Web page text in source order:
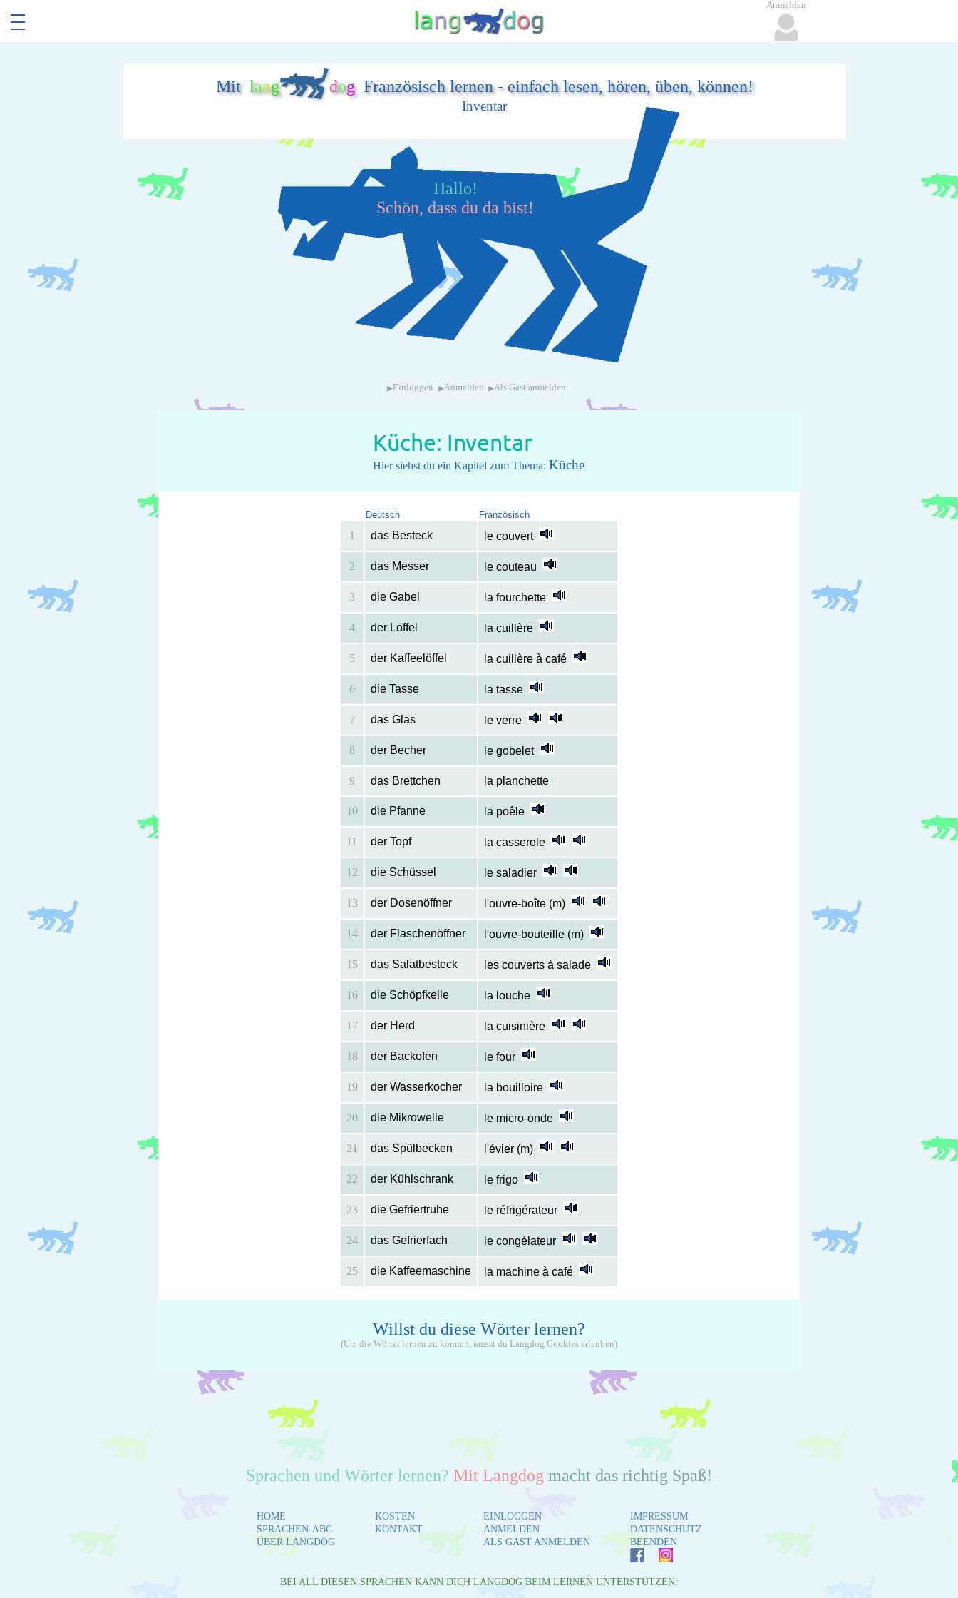
Mit lang dogFranzösisch lernen - einfach lesen, hören, üben, können!
Inventar
Hallo!
Schön, dass du da bist!
▸ Einloggen ▸Anmelden ▸Als Gast anmelden
Küche: Inventar
Hier siehst du ein Kapitel zum Thema:Küche
Deutsch Französisch
1 das Besteck le couvert
2 das Messer le couteau
3 die Gabel la fourchette
4 der Löffel la cuillère
5 der Kaffeelöffel la cuillère à café
6 die Tasse la tasse
7 das Glas le verre
8 der Becher le gobelet
9 das Brettchen la planchette
10 die Pfanne la poêle
11 der Topf la casserole
12 die Schüssel le saladier
13 der Dosenöffner l'ouvre-boîte (m)
14 der Flaschenöffner l'ouvre-bouteille (m)
15 das Salatbesteck les couverts à salade
16 die Schöpfkelle la louche
17 der Herd la cuisinière
18 der Backofen le four
19 der Wasserkocher la bouilloire
20 die Mikrowelle le micro-onde
21 das Spülbecken l'évier (m)
22 der Kühlschrank le frigo
23 die Gefriertruhe le réfrigérateur
24 das Gefrierfach le congélateur
25 die Kaffeemaschine la machine à café
Willst du diese Wörter lernen?
(Um die Wörter lernen zu können, musst du Langdog Cookies erlauben)
Sprachen und Wörter lernen? Mit Langdog macht das richtig Spaß!
HOME
SPRACHEN-ABC
ÜBER LANGDOG
KOSTEN
KONTAKT
EINLOGGEN
ANMELDEN
ALS GAST ANMELDEN
IMPRESSUM
DATENSCHUTZ
BEENDEN
BEI ALL DIESEN SPRACHEN KANN DICH LANGDOG BEIM LERNEN UNTERSTÜTZEN:
Anmelden